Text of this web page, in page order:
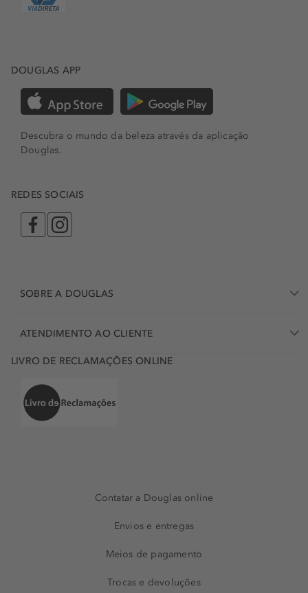
DOUGLAS APP
Descubra o mundo da beleza através da aplicação
Douglas.
REDES SOCIAIS
SOBRE A DOUGLAS
ATENDIMENTO AO CLIENTE
LIVRO DE RECLAMAÇÕES ONLINE
Contatar a Douglas online
Envios e entregas
Meios de pagamento
Trocas e devoluções